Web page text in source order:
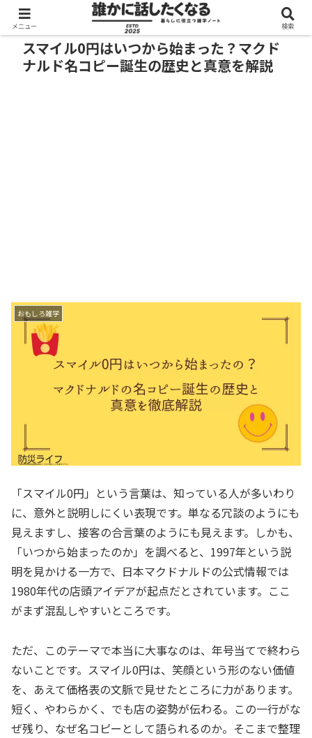
スマイル0円はいつから始まった？マクド
ナルド名コピー誕生の歴史と真意を解説
おもしろ雑学
「スマイル0円」という言葉は、知っている人が多いわり
に、意外と説明しにくい表現です。単なる冗談のようにも
見えますし、接客の合言葉のようにも見えます。しかも、
「いつから始まったのか」を調べると、1997年という説
明を見かける一方で、日本マクドナルドの公式情報では
1980年代の店頭アイデアが起点だとされています。ここ
がまず混乱しやすいところです。
ただ、このテーマで本当に大事なのは、年号当てで終わら
ないことです。スマイル0円は、笑顔という形のない価値
を、あえて価格表の文脈で見せたところに力があります。
短く、やわらかく、でも店の姿勢が伝わる。この一行がな
ぜ残り、なぜ名コピーとして語られるのか。そこまで整理
メニュー 検索